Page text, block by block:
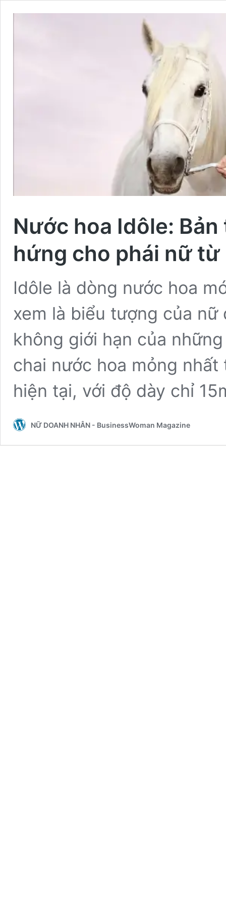
Nước hoa Idôle:
hứng cho phái nữ từ
Idôle là dòng nước hoa
xem là biểu tượng của
không giới hạn của
chai nước hoa mỏng
hiện tại, với độ dày chỉ
NỮ DOANH NHÂN - BusinessWoman Magazine